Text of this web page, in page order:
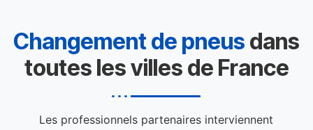
Changement de pneus dans
toutes les villes de France
Les professionnels partenaires interviennent